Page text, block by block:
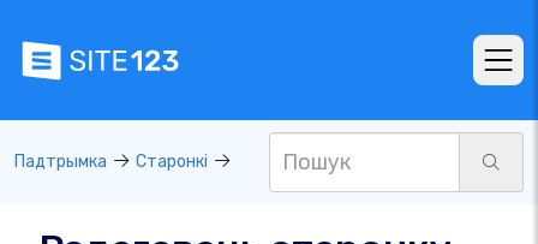
Падтрымка Старонкі